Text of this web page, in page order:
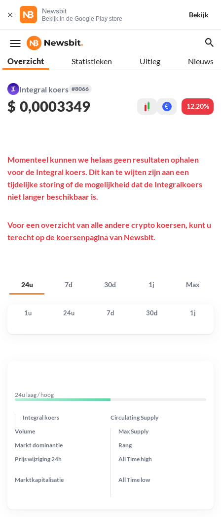
Newsbit
Bekijk in de Google Play store
Bekijk
Overzicht Statistieken Uitleg Nieuws
Integral koers #8066
$ 0,0003349 € 12,20%
24u 7d 30d 1j Max
Momenteel kunnen we helaas geen resultaten ophalen
voor de Integral koers. Dit kan te wijten zijn aan een
tijdelijke storing of de mogelijkheid dat de Integralkoers
niet langer beschikbaar is.
Voor een overzicht van alle andere crypto koersen, kunt u
terecht op de koersenpaginavan Newsbit.
1u 24u 7d 30d 1j
24u laag / hoog
Integral koers Circulating Supply
Prijs wijziging 24h
Max Supply
Markt dominantie
Marktkapitalisatie
Volume
Rang
All Timehigh
All Time low